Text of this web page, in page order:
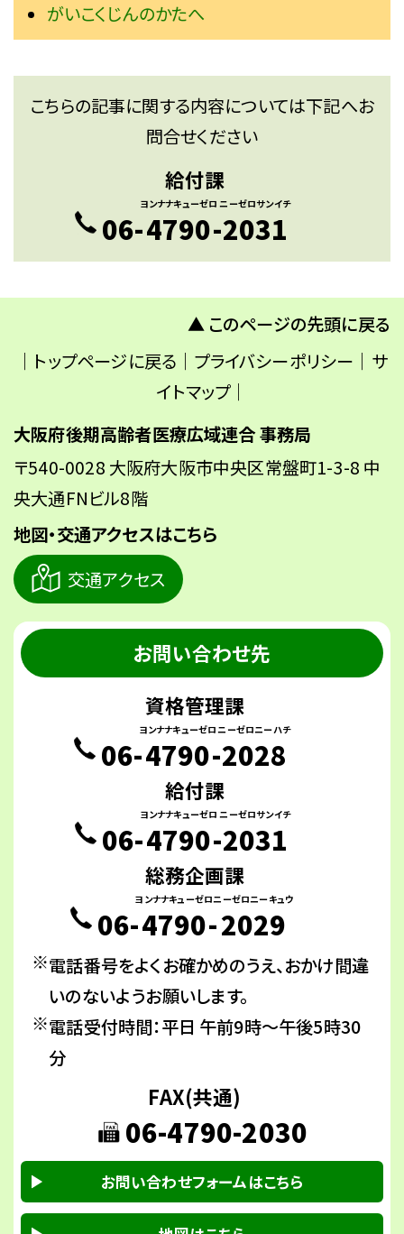
がいこくじんのかたへ
こちらの記事に関する内容については下記へお
問合せください
給付課
06-4790
ヨンナナキューゼロ
-2031
ニーゼロサンイチ
▲ このページの先頭に戻る
｜ トップページに戻る ｜ プライバシーポリシー ｜ サ
イトマップ｜
大阪府後期高齢者医療広域連合 事務局
〒540-0028 大阪府大阪市中央区常盤町1-3-8 中
央大通FNビル8階
地図・交通アクセスはこちら
交通アクセス
お問い合わせ先
資格管理課
06-4790
ヨンナナキューゼロ
-2028
ニーゼロニーハチ
給付課
06-4790
ヨンナナキューゼロ
-2031
ニーゼロサンイチ
総務企画課
06-4790
ヨンナナキューゼロ
-2029
ニーゼロニーキュウ
電話番号をよくお確かめのうえ、おかけ間違
いのないようお願いします。
電話受付時間：平日 午前9時～午後5時30
分
FAX(共通)
06-4790-2030
お問い合わせフォームはこちら